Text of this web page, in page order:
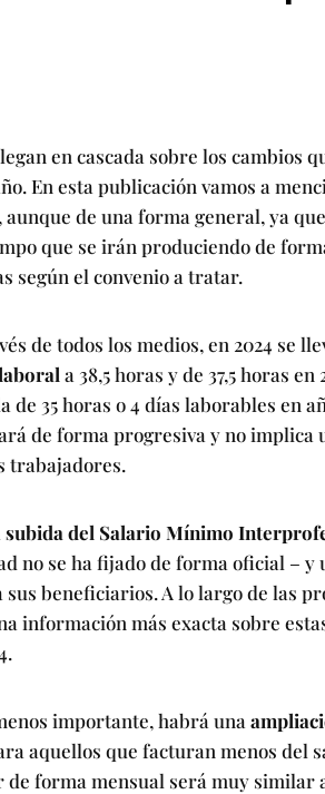
en cascada sobre los cambios
En esta publicación vamos a
de una forma general, ya
que se irán produciendo de
según el convenio a tratar.
de todos los medios, en 2024 se
a 38,5 horas y de 37,5 horas en
35 horas o 4 días laborables en
de forma progresiva y no implica
trabajadores.
subida del Salario Mínimo
no se ha fijado de forma oficial – y
beneficiarios. A lo largo de las
información más exacta sobre
importante, habrá una
aquellos que facturan menos del
de forma mensual será muy similar